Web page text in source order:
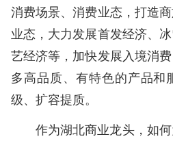
消费场景、消费业态，打造
业态，大力发展首发经济、
艺经济等，加快发展入境消
多高品质、有特色的产品和
级、扩容提质。
作为湖北商业龙头，如